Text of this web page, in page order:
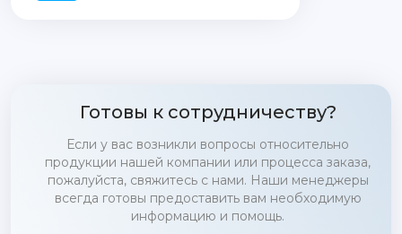
Готовы к сотрудничеству?
Если у вас возникли вопросы относительно
продукции нашей компании или процесса заказа,
пожалуйста, свяжитесь с нами. Наши менеджеры
всегда готовы предоставить вам необходимую
информацию и помощь.